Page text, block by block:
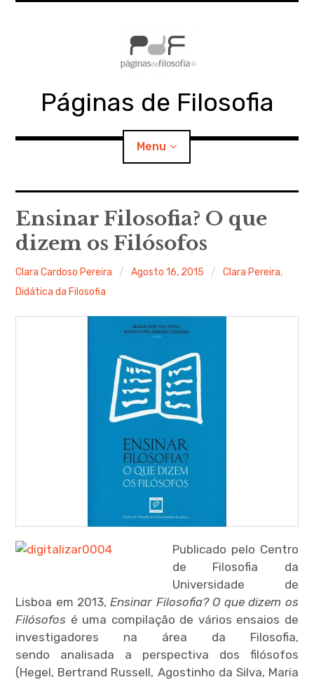
Páginas de Filosofia
Menu
SECÇÕES
MATERIAIS child
menu
child
menu
child
menu
menu
Ensinar Filosofia? O que
dizem os Filósofos
Clara Cardoso Pereira Agosto 16, 2015 Clara Pereira,
Didática da Filosofia
Publicado pelo Centro
de Filosofia da
Universidade de
Lisboa em 2013,Ensinar Filosofia? O que dizem os
Filósofos é uma compilação de vários ensaios de
investigadores na área da Filosofia,
sendo analisada a perspectiva dos filósofos
(Hegel, Bertrand Russell, Agostinho da Silva, Maria